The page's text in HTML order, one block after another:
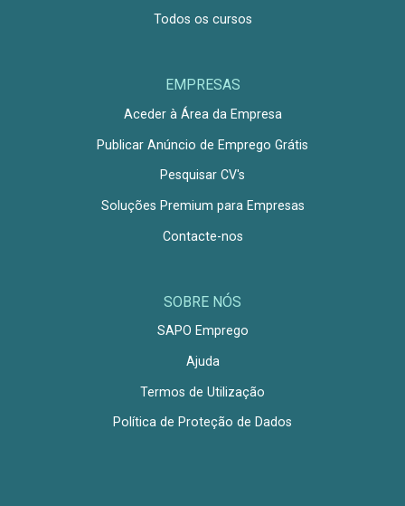
Todos os cursos
EMPRESAS
Aceder à Área da Empresa
Publicar Anúncio de Emprego Grátis
Pesquisar CV's
Soluções Premium para Empresas
Contacte-nos
SOBRE NÓS
SAPO Emprego
Ajuda
Termos de Utilização
Política de Proteção de Dados